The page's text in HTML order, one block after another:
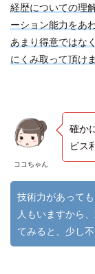
経歴についての理
ーション能力をあ
あまり得意ではな
にくみ取って頂け
ココちゃん
確か
ビス
技術力があって
人もいますから
てみると、少し